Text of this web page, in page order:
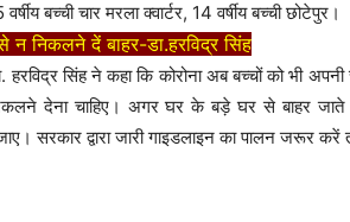
बच्ची चार मरला क्वार्टर, 14 वर्षीय बच्ची छोटेपुर।
न निकलने दें बाहर-डा.हरविद्र सिंह
हरविद्र सिंह ने कहा कि कोरोना अब बच्चों को भी
देना चाहिए। अगर घर के बड़े घर से बाहर
सरकार द्वारा जारी गाइडलाइन का पालन जरूर करें